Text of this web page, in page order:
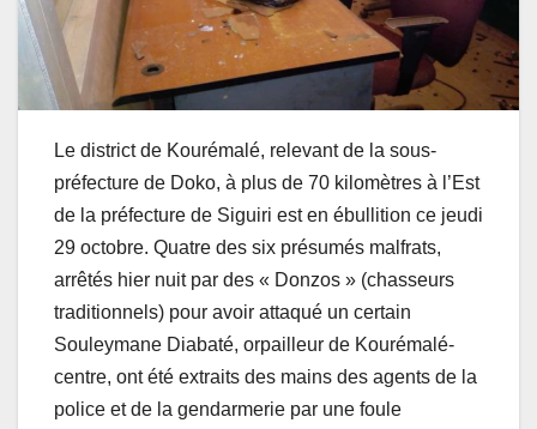
Le district de Kourémalé, relevant de la sous-
préfecture de Doko, à plus de 70 kilomètres à l’Est
de la préfecture de Siguiri est en ébullition ce jeudi
29 octobre. Quatre des six présumés malfrats,
arrêtés hier nuit par des « Donzos » (chasseurs
traditionnels) pour avoir attaqué un certain
Souleymane Diabaté, orpailleur de Kourémalé-
centre, ont été extraits des mains des agents de la
police et de la gendarmerie par une foule